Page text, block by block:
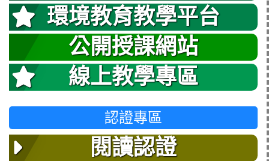
環境教育教學平台
公開授課網站
線上教學專區
認證專區
閱讀認證